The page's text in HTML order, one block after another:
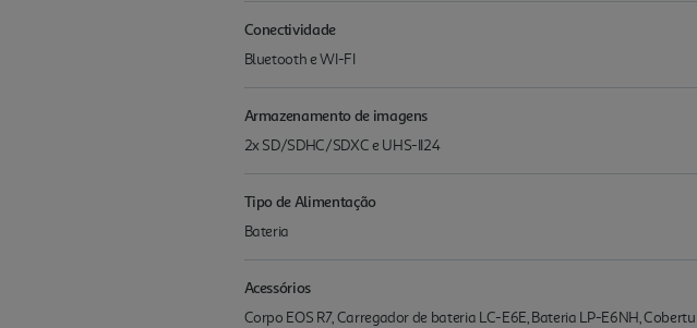
Conectividade
Bluetooth e WI-FI
Armazenamento de imagens
2x SD/SDHC/SDXC e UHS-II24
Tipo de Alimentação
Bateria
Acessórios
Corpo EOS R7, Carregador de bateria LC-E6E, Bateria LP-E6NH,